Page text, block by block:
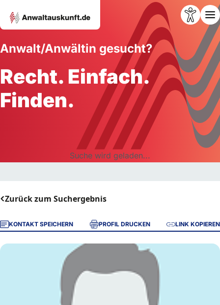
Anwalt/Anwältin gesucht?
Recht. Einfach.
Finden.
Suche wird geladen...
Zurück zum Suchergebnis
KONTAKT SPEICHERN PROFIL DRUCKEN LINK KOPIEREN